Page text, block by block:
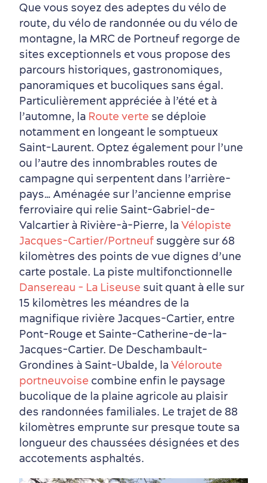
Saisons et climat
Culture animée
écoresponsable
Que vous soyez des adeptes du vélo de
route, du vélo de randonnée ou du vélo de
montagne, la MRC de Portneuf regorge de
sites exceptionnels et vous propose des
parcours historiques, gastronomiques,
panoramiques et bucoliques sans égal.
Particulièrement appréciée à l’été et à
l’automne, la Route verte se déploie
notamment en longeant le somptueux
Saint-Laurent. Optez également pour l’une
ou l’autre des innombrables routes de
campagne qui serpentent dans l’arrière-
pays… Aménagée sur l’ancienne emprise
ferroviaire qui relie Saint-Gabriel-de-
Valcartier à Rivière-à-Pierre, la Vélopiste
Jacques-Cartier/Portneuf suggère sur 68
kilomètres des points de vue dignes d’une
carte postale. La piste multifonctionnelle
Dansereau - La Liseuse suit quant à elle sur
15 kilomètres les méandres de la
magnifique rivière Jacques-Cartier, entre
Pont-Rouge et Sainte-Catherine-de-la-
Jacques-Cartier. De Deschambault-
Grondines à Saint-Ubalde, la Véloroute
portneuvoise combine enfin le paysage
bucolique de la plaine agricole au plaisir
des randonnées familiales. Le trajet de 88
kilomètres emprunte sur presque toute sa
longueur des chaussées désignées et des
accotements asphaltés.